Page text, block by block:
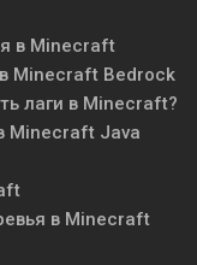
в Minecraft
Minecraft Bedrock
лаги в Minecraft?
Minecraft Java
в Minecraft